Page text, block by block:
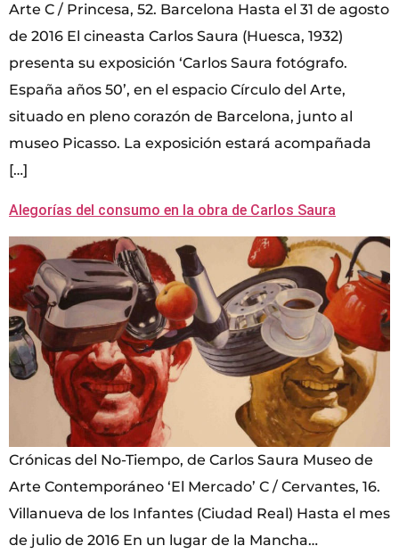
Arte C / Princesa, 52. Barcelona Hasta el 31 de agosto
de 2016 El cineasta Carlos Saura (Huesca, 1932)
presenta su exposición ‘Carlos Saura fotógrafo.
España años 50’, en el espacio Círculo del Arte,
situado en pleno corazón de Barcelona, junto al
museo Picasso. La exposición estará acompañada
[…]
Alegorías del consumo en la obra de Carlos Saura
Crónicas del No-Tiempo, de Carlos Saura Museo de
Arte Contemporáneo ‘El Mercado’ C / Cervantes, 16.
Villanueva de los Infantes (Ciudad Real) Hasta el mes
de julio de 2016 En un lugar de la Mancha…